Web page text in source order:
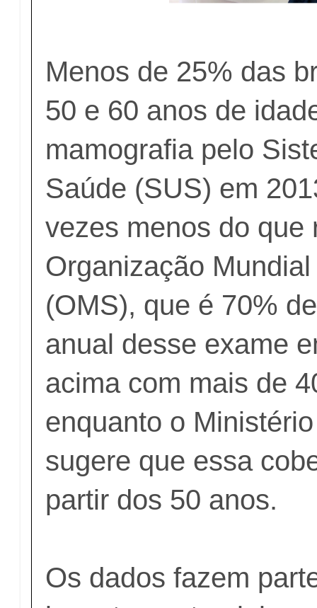
Menos de 25% das
50 e 60 anos de
mamografia pelo
Saúde (SUS) em
vezes menos do que
Organização
(OMS), que é 70%
anual desse exame
acima com mais de
enquanto o
sugere que essa
partir dos 50 anos.
Os dados fazem